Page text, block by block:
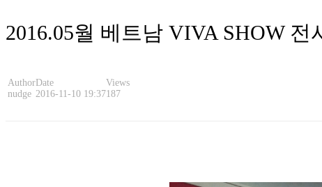
2016.05월 베트남 VIVA SHOW 전
Author
nudge
Date
2016-11-10 19:37
Views
187